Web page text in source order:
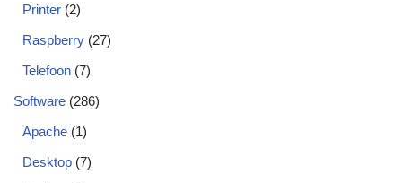
Printer (2)
Raspberry (27)
Telefoon (7)
Software (286)
Apache (1)
Desktop (7)